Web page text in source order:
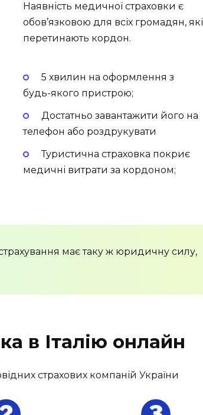
Наявність медичної страховки є
обов’язковою для всіх громадян, які
перетинають кордон.
5 хвилин на оформлення з
будь-якого пристрою;
Достатньо завантажити його на
телефон або роздрукувати
Туристична страховка покриє
медичні витрати за кордоном;
має таку ж юридичну силу,
в Італію онлайн
страхових компаній України